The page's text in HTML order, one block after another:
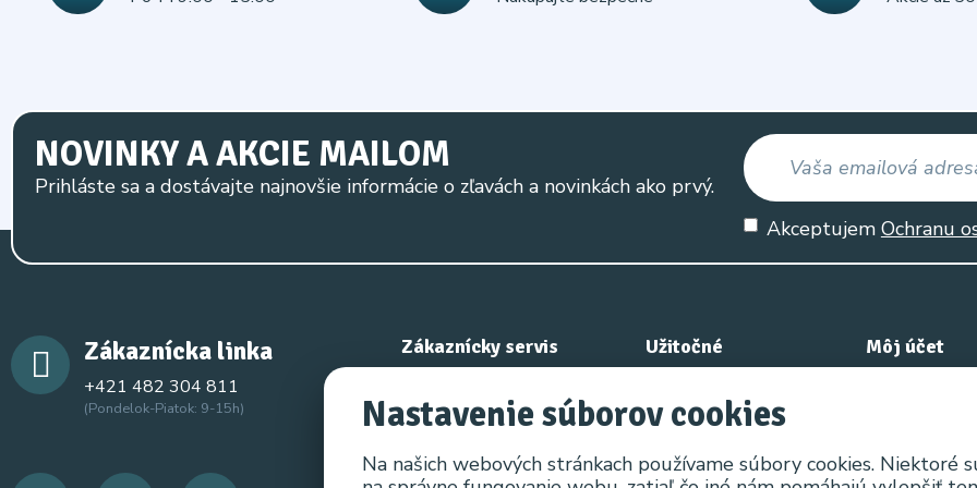
NOVINKY A AKCIE MAILOM
Prihláste sa a dostávajte najnovšie informácie o zľavách a novinkách ako prvý.
Akceptujem Ochranu
Zákaznícka linka
+421 482 304 811
(Pondelok-Piatok: 9-15h)
Zákaznícky servis
Kontaktujte nás
Mapa stránok
Užitočné
Výrobcovia
Akciový tovar
Môj účet
Obľúbené
Nastavenie súborov cookies
Na našich webových stránkach používame súbory cookies. Niektoré